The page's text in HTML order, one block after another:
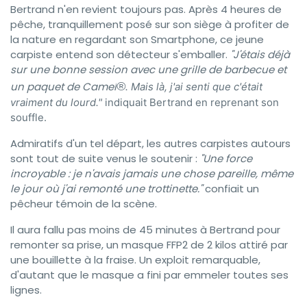
Bertrand n'en revient toujours pas. Après 4 heures de
pêche, tranquillement posé sur son siège à profiter de
la nature en regardant son Smartphone, ce jeune
carpiste entend son détecteur s'emballer. "J'étais déjà
sur une bonne session avec une grille de barbecue et
un paquet de Camel®. Mais là, j'ai senti que c'était
vraiment du lourd." indiquait Bertrand en reprenant son
souffle.
Admiratifs d'un tel départ, les autres carpistes autours
sont tout de suite venus le soutenir : "Une force
incroyable : je n'avais jamais une chose pareille, même
le jour où j'ai remonté une trottinette."confiait un
pêcheur témoin de la scène.
Il aura fallu pas moins de 45 minutes à Bertrand pour
remonter sa prise, un masque FFP2 de 2 kilos attiré par
une bouillette à la fraise. Un exploit remarquable,
d'autant que le masque a fini par emmeler toutes ses
lignes.